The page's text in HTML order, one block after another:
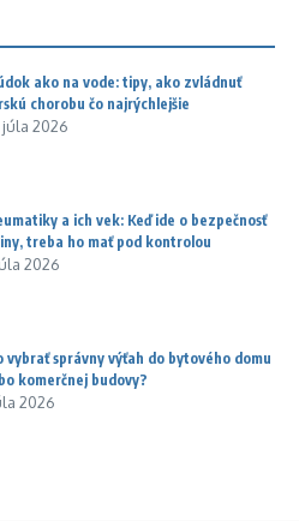
ako na vode: tipy, ako zvládnuť
chorobu čo najrýchlejšie
júla 2026
a ich vek: Keď ide o bezpečnosť
treba ho mať pod kontrolou
2026
vybrať správny výťah do bytového domu
komerčnej budovy?
2026